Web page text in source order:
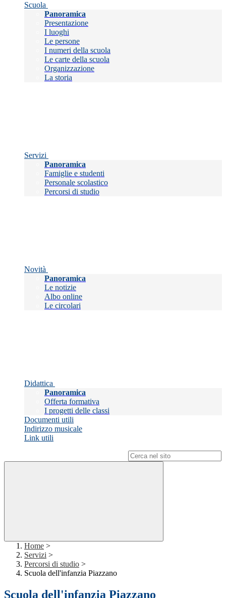
Scuola
Panoramica
Presentazione
I luoghi
Le persone
I numeri della scuola
Le carte della scuola
Organizzazione
La storia
Servizi
Panoramica
Famiglie e studenti
Personale scolastico
Percorsi di studio
Novità
Panoramica
Le notizie
Albo online
Le circolari
Didattica
Panoramica
Offerta formativa
I progetti delle classi
Documenti utili
Indirizzo musicale
Link utili
Home >
Servizi >
Percorsi di studio >
Scuola dell'infanzia Piazzano
Scuola dell'infanzia Piazzano